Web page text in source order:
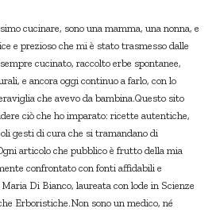
cucinare, sono una mamma, una nonna, e
e prezioso che mi è stato trasmesso dalle
cucinato, raccolto erbe spontanee,
e ancora oggi continuo a farlo, con lo
che avevo da bambina.Questo sito
ciò che ho imparato: ricette autentiche,
gesti di cura che si tramandano di
articolo che pubblico è frutto della mia
confrontato con fonti affidabili e
Di Bianco, laureata con lode in Scienze
Erboristiche.Non sono un medico, né